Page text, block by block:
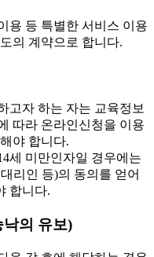
용 등 특별한 서비스 이용
의 계약으로 합니다.
고자 하는 자는 교육정보
따라 온라인신청을 이용
야 합니다.
세 미만인자일 경우에는
리인 등)의 동의를 얻어
합니다.
의 유보)